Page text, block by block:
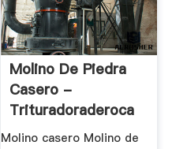
Molino De Piedra
Casero -
Trituradoraderoca
Molino casero Molino de